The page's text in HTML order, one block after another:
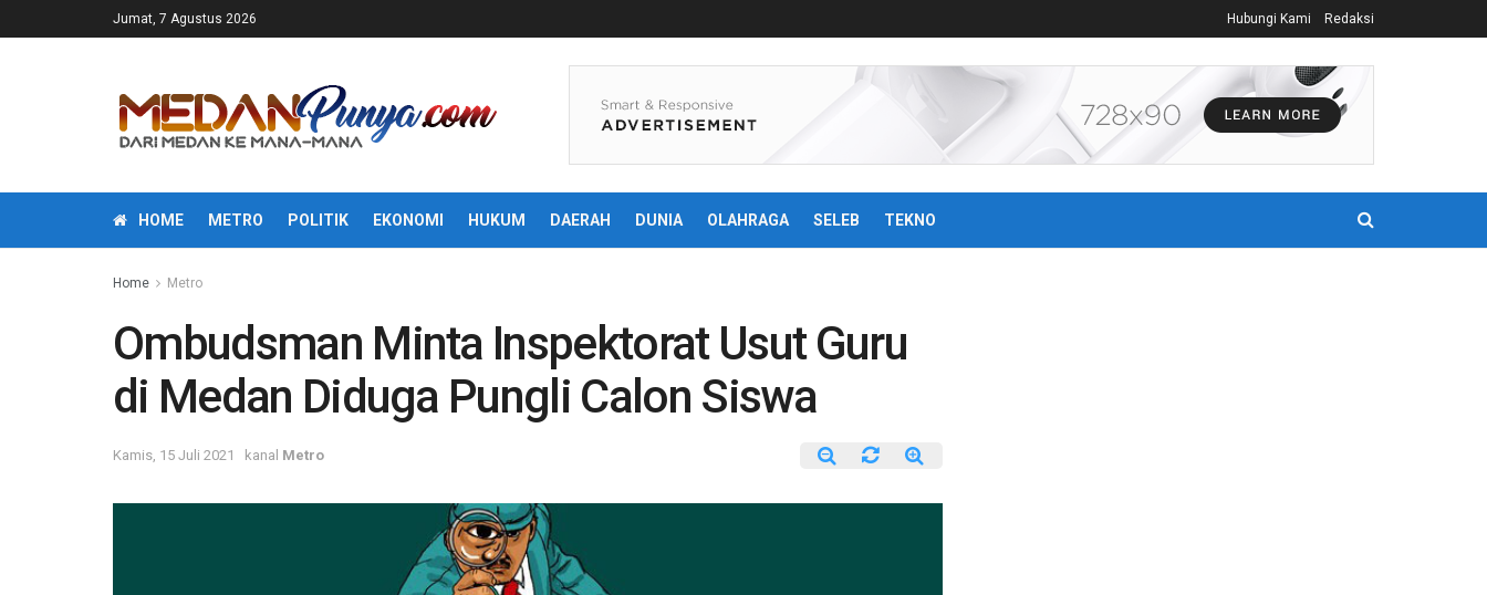
Jumat, 7 Agustus 2026 Hubungi Kami Redaksi
HOME METRO POLITIK EKONOMI HUKUM DAERAH DUNIA OLAHRAGA SELEB TEKNO
Home Metro
Ombudsman Minta Inspektorat Usut Guru
di Medan Diduga Pungli Calon Siswa
Kamis, 15 Juli 2021 kanal Metro